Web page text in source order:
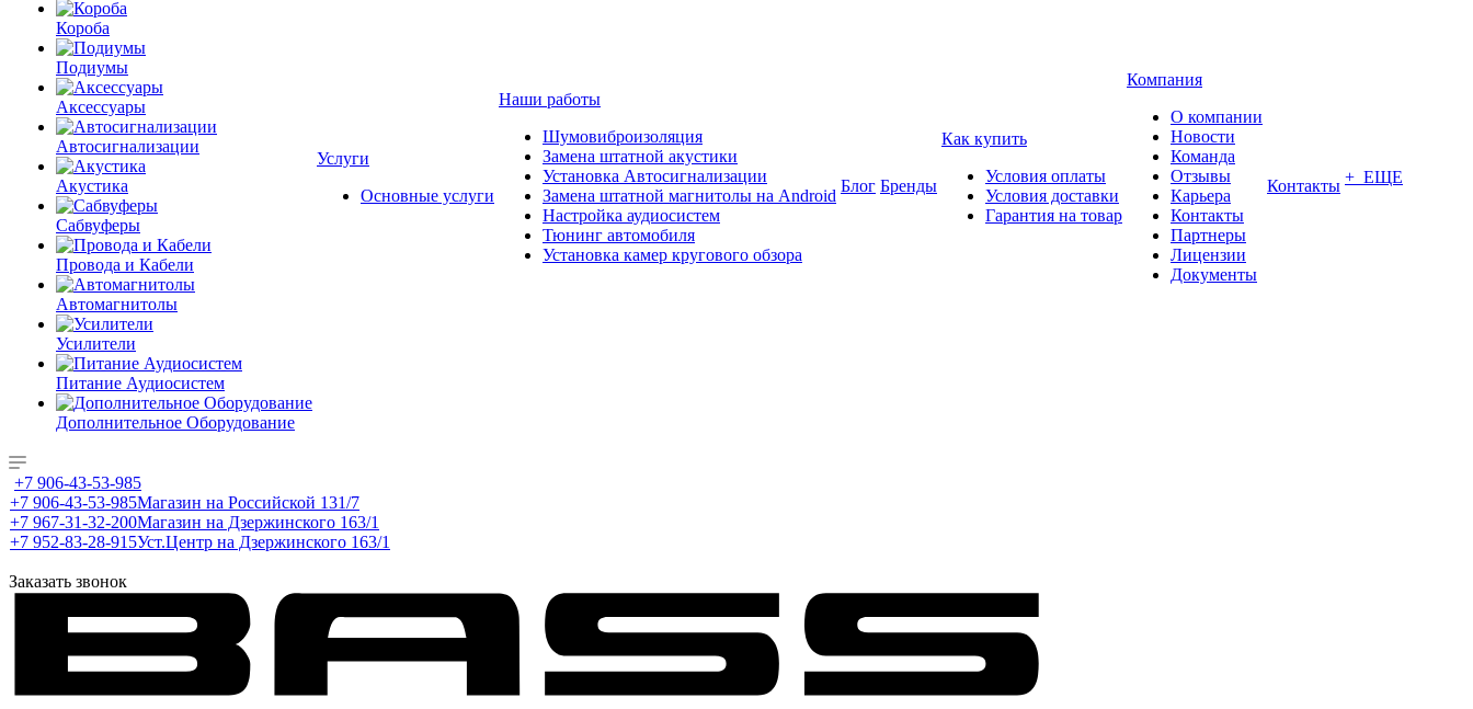
Короба
Подиумы
Аксессуары
Автосигнализации
Акустика
Сабвуферы
Провода и Кабели
Автомагнитолы
Усилители
Питание Аудиосистем
Дополнительное Оборудование
Услуги
Основные услуги
Наши работы
Шумовиброизоляция
Замена штатной акустики
Установка Автосигнализации
Замена штатной магнитолы на Android
Настройка аудиосистем
Тюнинг автомобиля
Установка камер кругового обзора
Блог Бренды
Как купить
Условия оплаты
Условия доставки
Гарантия на товар
Компания
О компании
Новости
Команда
Отзывы
Карьера
Контакты
Партнеры
Лицензии
Документы
Контакты + ЕЩЕ
+7 906-43-53-985
+7 906-43-53-985Магазин на Российской 131/7
+7 967-31-32-200Магазин на Дзержинского 163/1
+7 952-83-28-915Уст.Центр на Дзержинского 163/1
Заказать звонок